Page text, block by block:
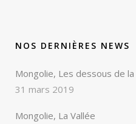
NOS DERNIÈRES NEWS
Mongolie, Les dessous de
31 mars 2019
Mongolie, La Vallée